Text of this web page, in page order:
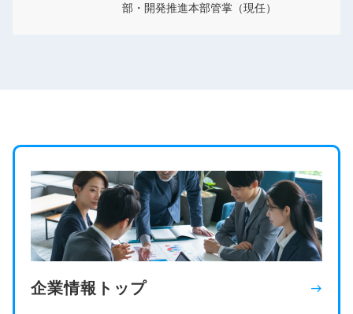
部・開発推進本部管掌（現任）
企業情報トップ east